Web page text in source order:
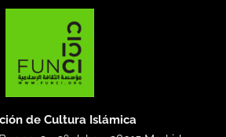
de Cultura Islámica